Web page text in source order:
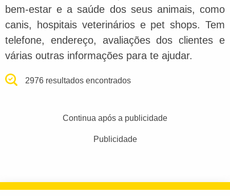
bem-estar e a saúde dos seus animais, como
canis, hospitais veterinários e pet shops. Tem
telefone, endereço, avaliações dos clientes e
várias outras informações para te ajudar.
2976 resultados encontrados
Continua após a publicidade
Publicidade